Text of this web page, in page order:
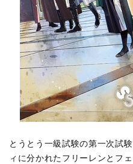
とうとう一級試験の第一次試
ィに分かれたフリーレンとフェ